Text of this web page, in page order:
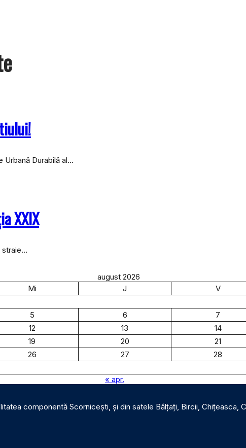
Urbană Durabilă al…
XXIX
straie…
august 2026
Mi J V
5 6 7
12 13 14
19 20 21
26 27 28
« apr.
componentă Scornicești, și din satele Bălțați, Bircii,